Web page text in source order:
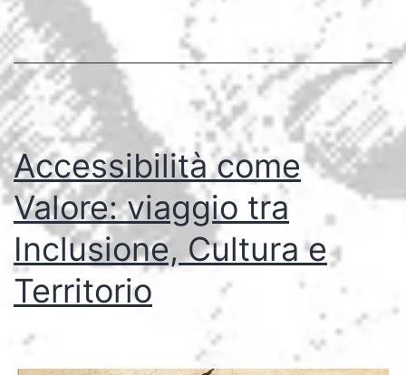
diventa
davvero
per
tutti
Accessibilità come
Valore: viaggio tra
Inclusione, Cultura e
Territorio